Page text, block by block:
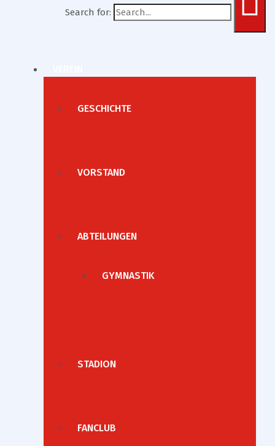
Search for:
GESCHICHTE
VORSTAND
ABTEILUNGEN
GYMNASTIK
STADION
FANCLUB